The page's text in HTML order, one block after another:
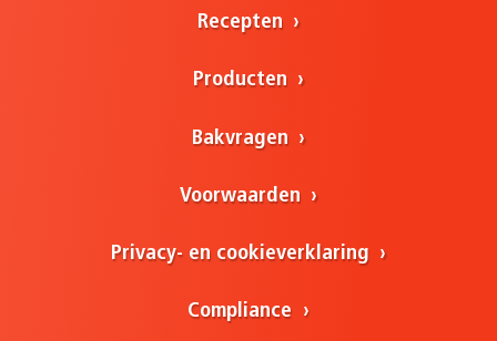
Recepten
Producten
Bakvragen
Voorwaarden
Privacy- en cookieverklaring
Compliance